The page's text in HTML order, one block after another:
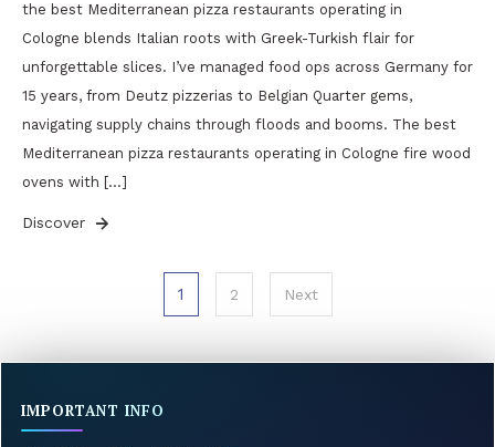
the best Mediterranean pizza restaurants operating in
Cologne blends Italian roots with Greek-Turkish flair for
unforgettable slices. I’ve managed food ops across Germany for
15 years, from Deutz pizzerias to Belgian Quarter gems,
navigating supply chains through floods and booms. The best
Mediterranean pizza restaurants operating in Cologne fire wood
ovens with […]
Discover
pagination
1 2 Next
IMPORTANT INFO